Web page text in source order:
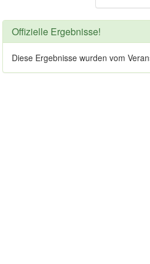
Offizielle Ergebnisse!
Diese Ergebnisse wurden vom